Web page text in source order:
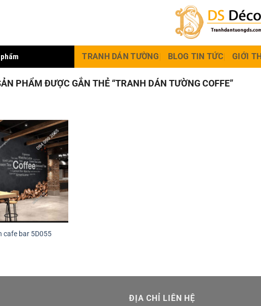
TRANH DÁN TƯỜNG BLOG TIN TỨC GIỚI
PHẨM ĐƯỢC GẮN THẺ “TRANH DÁN TƯỜNG COFFE”
cafe bar 5D055
ĐỊA CHỈ LIÊN HỆ